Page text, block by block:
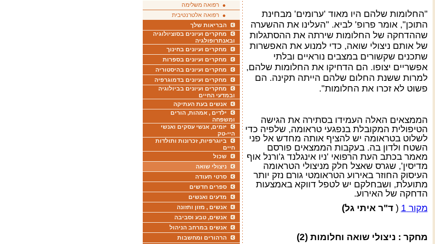
"החלומות שלהם היו מאוד 'ערומים' מבחינת
התוכן", אומר פרופ' לביא. "העלינו את ההשערה
שההדחקה של החלומות שירתה את ההסתגלות
של אותם ניצולי שואה, כדי למנוע את האפשרות
שתכנים שקשורים במצבים נוראיים ובלתי
אפשריים יצופו. הם הדחיקו את החלומות שלהם,
למרות ששנת החלום שלהם הייתה תקינה. הם
פשוט לא זכרו את החלומות".
הממצאים האלה העמידו בסתירה את הגישה
הטיפולית המקובלת בנפגעי טראומה, שלפיה כדי
לשלוט בטראומה יש להציף אותה מחדש אל פני
השטח ולדון בה. בעקבות הממצאים פורסם
מאמר בכתב העת הרפואי 'ניו אינגלנד ג'ורנל אוף
מדיסין', שגרס שאצל חלק מניצולי הטראומה
העיסוק החוזר באירוע הטראומטי גורם נזק יותר
מתועלת, ושבחלקם יש לטפל דווקא באמצעות
הדחקה של האירוע.
מקור 1
(ד"ר איתי גל)
מחקר : ניצולי שואה וחלומות (2)
רפואה משלימה
רפואה אלטרנטיבית
הבריאות שלך
מחקרים ועיונים בסוציולוגיה
ובאנתרופולגיה
מחקרים ועיונים בחינוך
מחקרים ועיונים בספרות
מחקרים ועיונים בהיסטוריה
מחקרים ועיונים בדמוגרפיה
מחקרים ועיונים בביולוגיה
ובמדעי החיים
אנשים בעת העתיקה
ילדים , אמהות, הורים
ומשפחה
יזמים, אנשי עסקים ואנשי
היי-טק
ביוגרפיות, זכרונות ותולדות
חיים
שכול
ניצולי שואה
סרטי תעודה
ספרים חדשים
מדעים ואנשים
אנשים , מזון ותזונה
אנשים, טבע וסביבה
אנשים במרחב הניהול
הרהורים ומחשבות